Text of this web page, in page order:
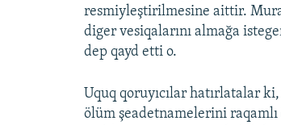
resmiyleştirilmesine aittir.
diger vesiqalarını almağa
dep qayd etti o.
Uquq qoruyıcılar hatırlatalar
ölüm şeadetnamelerini